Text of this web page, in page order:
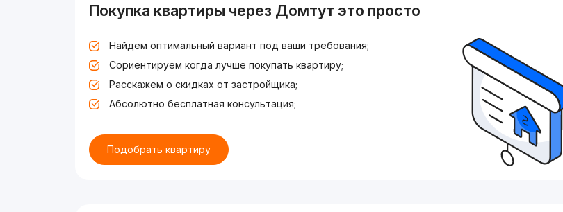
Покупка квартиры через Домтут это просто
Найдём оптимальный вариант под ваши требования;
Сориентируем когда лучше покупать квартиру;
Расскажем о скидках от застройщика;
Абсолютно бесплатная консультация;
Подобрать квартиру